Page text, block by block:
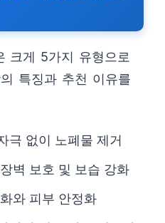
크게 5가지 유형으로
특징과 추천 이유를
극 없이 노폐물 제거
벽 보호 및 보습 강화
와 피부 안정화